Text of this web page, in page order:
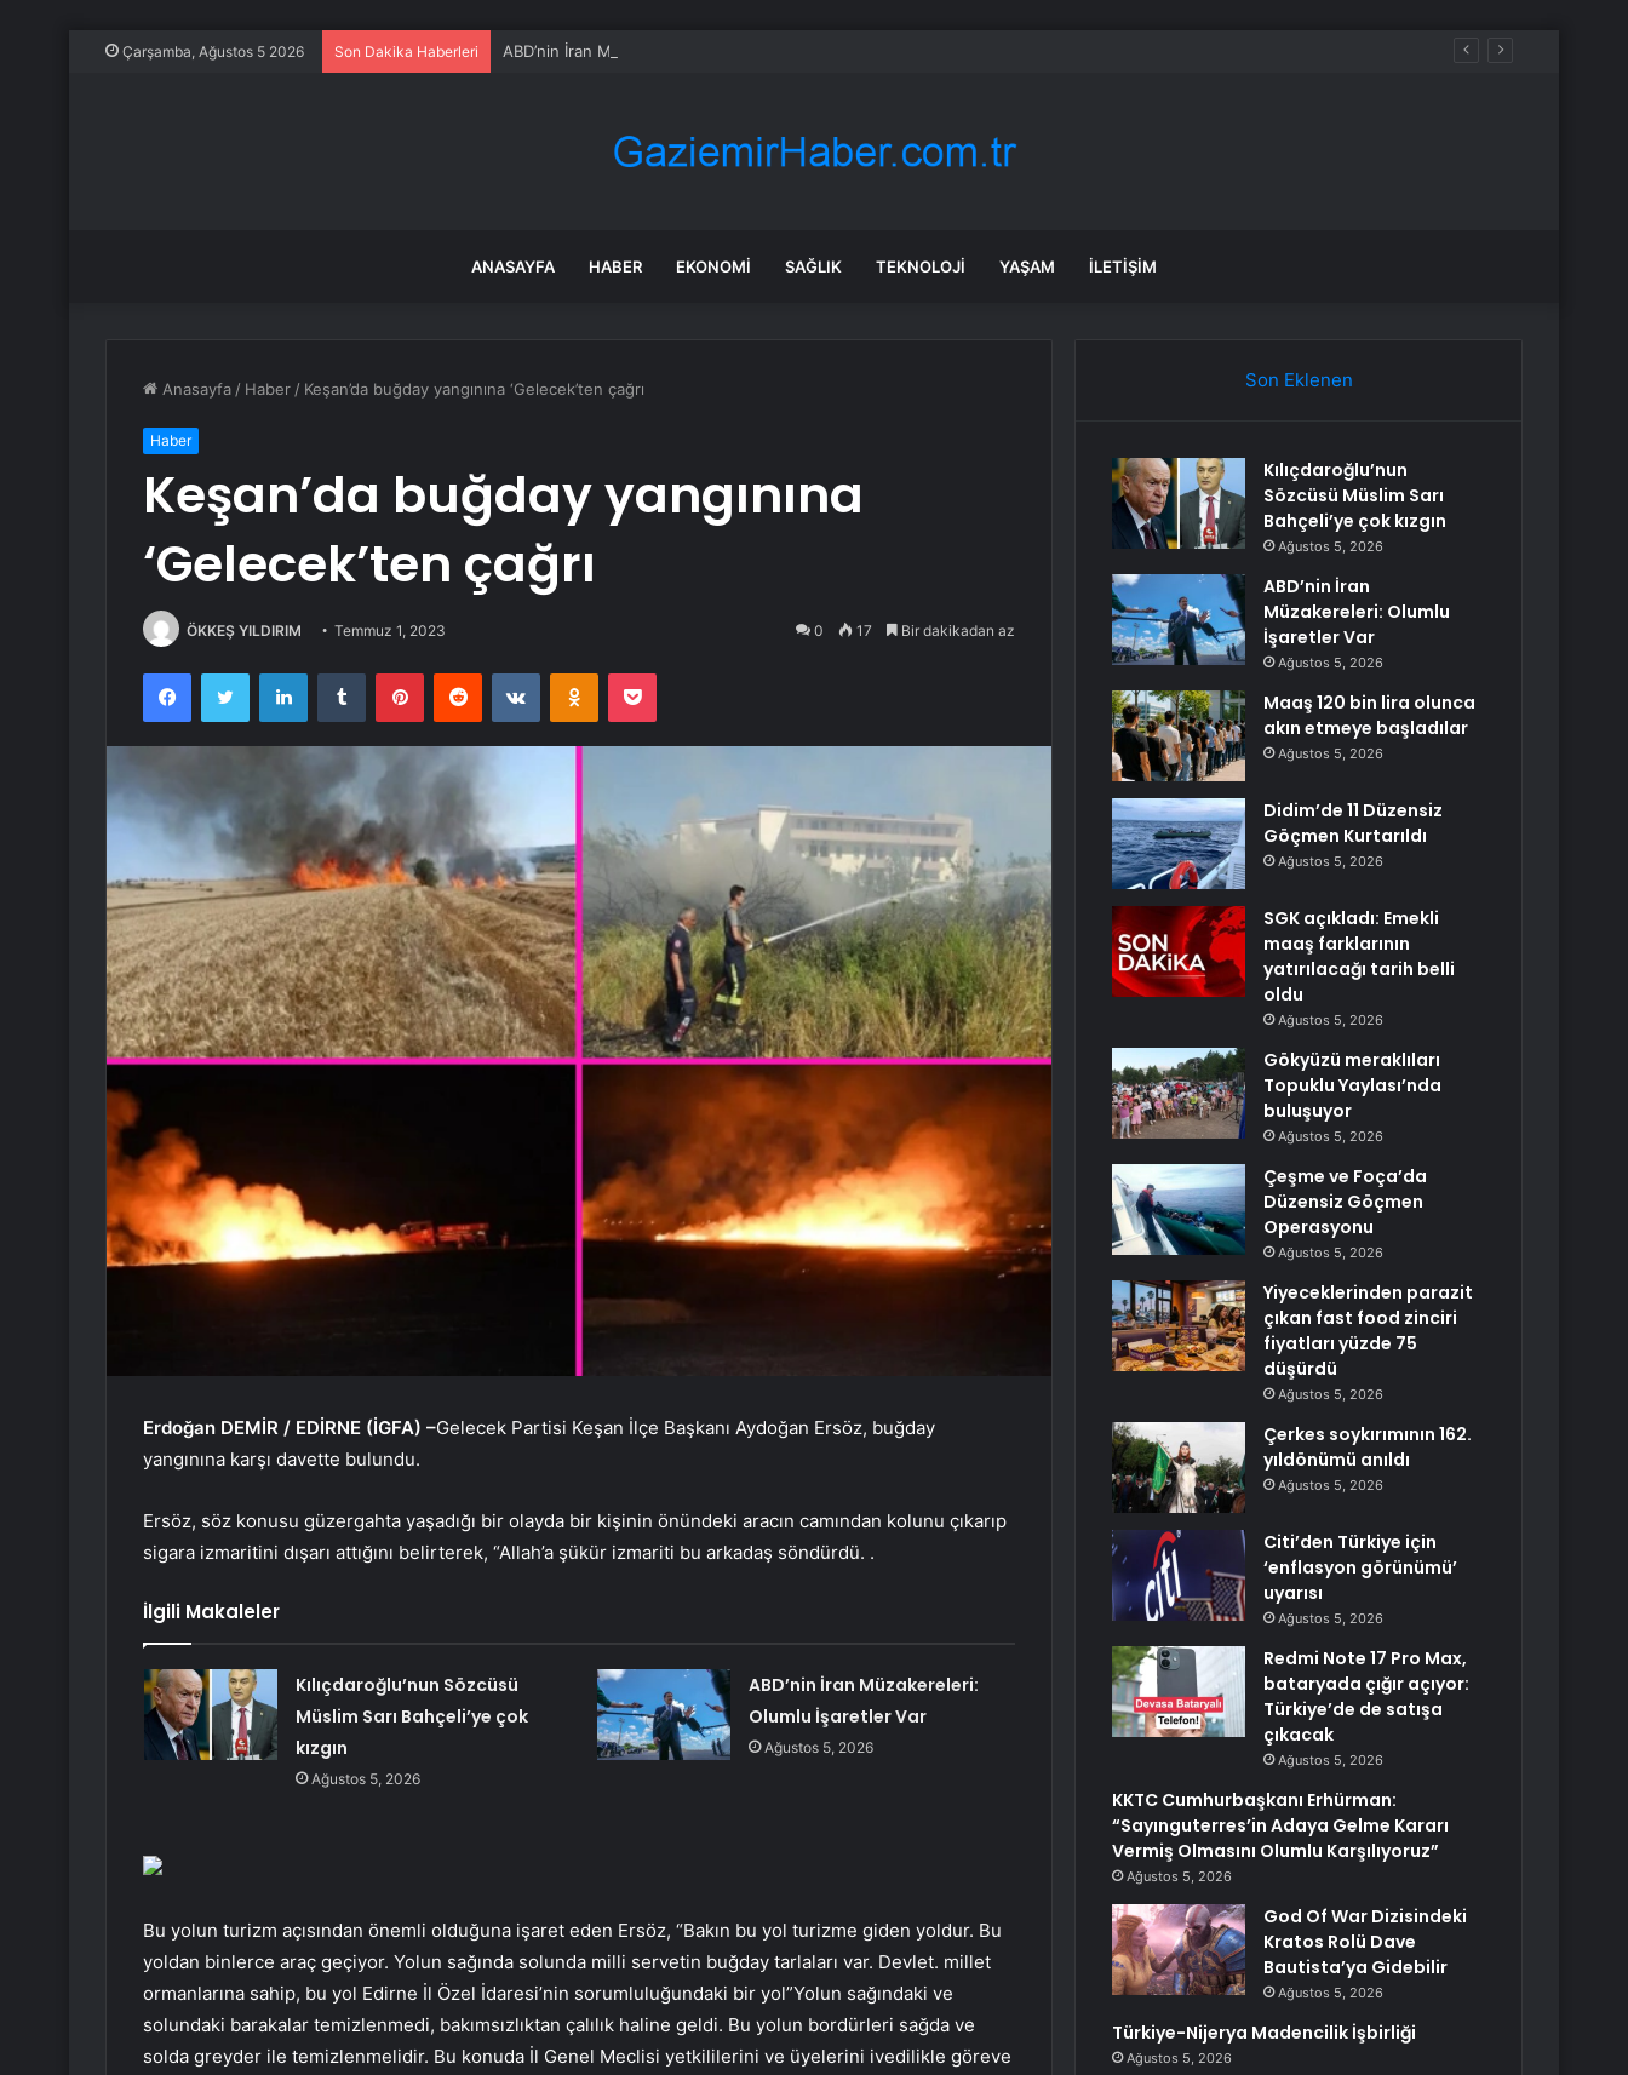
Çarşamba, Ağustos 5 2026 Son Dakika Haberleri ABD’nin İran Müzakereleri: Olumlu İşaretler Var
ANASAYFA HABER EKONOMI SAĞLIK TEKNOLOJI YAŞAM İLETIŞIM
Anasayfa / Haber / Keşan’da buğday yangınına ‘Gelecek’ten çağrı
Haber
Keşan’da buğday yangınına
‘Gelecek’ten çağrı
ÖKKEŞ YILDIRIM Temmuz 1, 2023 0 17 Bir dakikadan az
FacebookTwitter LinkedInTumblr PinterestReddit VKontakteOdnoklassniki
Pocket
Erdoğan DEMİR / EDİRNE (İGFA) –Gelecek Partisi Keşan İlçe Başkanı Aydoğan Ersöz, buğday
yangınına karşı davette bulundu.
Ersöz, söz konusu güzergahta yaşadığı bir olayda bir kişinin önündeki aracın camından kolunu çıkarıp
sigara izmaritini dışarı attığını belirterek, “Allah’a şükür izmariti bu arkadaş söndürdü. .
İlgili Makaleler
Kılıçdaroğlu’nun Sözcüsü
Müslim Sarı Bahçeli’ye çok
kızgın
Ağustos 5, 2026
ABD’nin İran Müzakereleri:
Olumlu İşaretler Var
Ağustos 5, 2026
Bu yolun turizm açısından önemli olduğuna işaret eden Ersöz, “Bakın bu yol turizme giden yoldur. Bu
yoldan binlerce araç geçiyor. Yolun sağında solunda milli servetin buğday tarlaları var. Devlet. millet
ormanlarına sahip, bu yol Edirne İl Özel İdaresi’nin sorumluluğundaki bir yol”Yolun sağındaki ve
solundaki barakalar temizlenmedi, bakımsızlıktan çalılık haline geldi. Bu yolun bordürleri sağda ve
solda greyder ile temizlenmelidir. Bu konuda İl Genel Meclisi yetkililerini ve üyelerini ivedilikle göreve
Son Eklenen
Kılıçdaroğlu’nun
Sözcüsü Müslim Sarı
Bahçeli’ye çok kızgın
Ağustos 5, 2026
ABD’nin İran
Müzakereleri: Olumlu
İşaretler Var
Ağustos 5, 2026
Maaş 120 bin lira olunca
akın etmeye başladılar
Ağustos 5, 2026
Didim’de 11 Düzensiz
Göçmen Kurtarıldı
Ağustos 5, 2026
SGK açıkladı: Emekli
maaş farklarının
yatırılacağı tarih belli
oldu
Ağustos 5, 2026
Gökyüzü meraklıları
Topuklu Yaylası’nda
buluşuyor
Ağustos 5, 2026
Çeşme ve Foça’da
Düzensiz Göçmen
Operasyonu
Ağustos 5, 2026
Yiyeceklerinden parazit
çıkan fast food zinciri
fiyatları yüzde 75
düşürdü
Ağustos 5, 2026
Çerkes soykırımının 162.
yıldönümü anıldı
Ağustos 5, 2026
Citi’den Türkiye için
‘enflasyon görünümü’
uyarısı
Ağustos 5, 2026
Redmi Note 17 Pro Max,
bataryada çığır açıyor:
Türkiye’de de satışa
çıkacak
Ağustos 5, 2026
KKTC Cumhurbaşkanı Erhürman:
“Sayınguterres’in Adaya Gelme Kararı
Vermiş Olmasını Olumlu Karşılıyoruz”
Ağustos 5, 2026
God Of War Dizisindeki
Kratos Rolü Dave
Bautista’ya Gidebilir
Ağustos 5, 2026
Türkiye-Nijerya Madencilik İşbirliği
Ağustos 5, 2026